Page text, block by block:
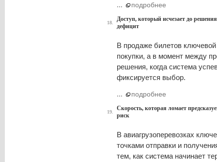
... подробнее
18.
Доступ, который исчезает до
дефицит
В продаже билетов
покупки, а в момент между
решения, когда система
фиксируется выбор.
... подробнее
19.
Скорость, которая ломает
риск
В авиагрузоперевозках
точками отправки и
тем, как система начинает